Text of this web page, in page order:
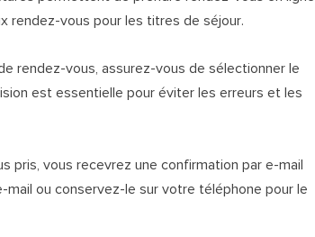
rendez-vous pour les titres de séjour.
rendez-vous, assurez-vous de sélectionner le
est essentielle pour éviter les erreurs et les
pris, vous recevrez une confirmation par e-mail
mail ou conservez-le sur votre téléphone pour le